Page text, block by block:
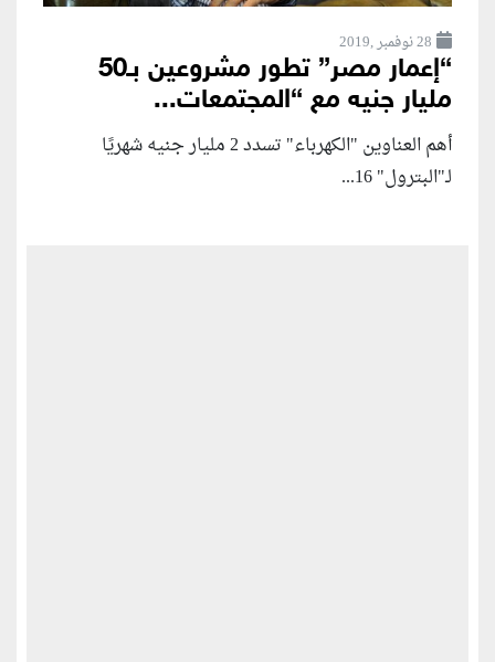
28 نوفمبر ,2019
“إعمار مصر” تطور مشروعين بـ50
مليار جنيه مع “المجتمعات...
أهم العناوين "الكهرباء" تسدد 2 مليار جنيه شهريًا
لـ"البترول" 16...